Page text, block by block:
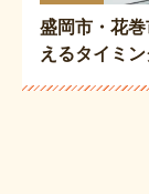
盛岡市・花
えるタイミ